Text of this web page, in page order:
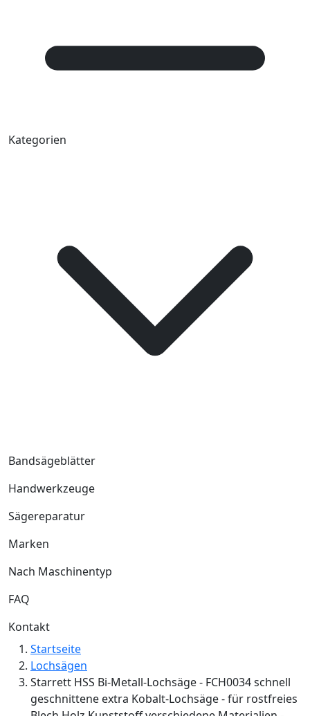
Kategorien
Bandsägeblätter
Handwerkzeuge
Sägereparatur
Marken
Nach Maschinentyp
FAQ
Kontakt
Startseite
Lochsägen
Starrett HSS Bi-Metall-Lochsäge - FCH0034 schnell
geschnittene extra Kobalt-Lochsäge - für rostfreies